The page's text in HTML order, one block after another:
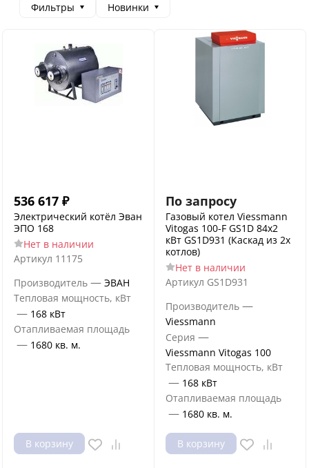
Фильтры Новинки
536 617 ₽
Электрический котёл Эван
ЭПО 168
Нет в наличии
Артикул 11175
Производитель — ЭВАН
Тепловая мощность, кВт
— 168 кВт
Отапливаемая площадь
— 1680 кв. м.
В корзину
По запросу
Газовый котел Viessmann
Vitogas 100-F GS1D 84х2
кВт GS1D931 (Каскад из 2х
котлов)
Нет в наличии
Артикул GS1D931
Производитель —
Viessmann
Серия —
Viessmann Vitogas 100
Тепловая мощность, кВт
— 168 кВт
Отапливаемая площадь
— 1680 кв. м.
В корзину